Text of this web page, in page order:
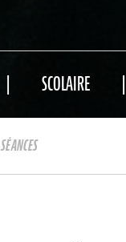
SCOLAIRE
SÉANCES